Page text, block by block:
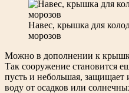
Навес, крышка для
морозов
Можно в дополнении к
Так сооружение становится
пусть и небольшая, защищает
воду от осадков или